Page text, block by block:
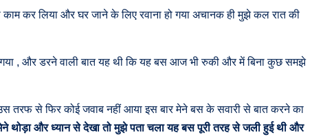
कर लिया और घर जाने के लिए रवाना हो गया अचानक ही मुझे कल रात की
, और डरने वाली बात यह थी कि यह बस आज भी रुकी और में बिना कुछ समझे
तरफ से फिर कोई जवाब नहीं आया इस बार मेने बस के सवारी से बात करने का
थोड़ा और ध्यान से देखा तो मुझे पता चला यह बस पूरी तरह से जली हुई थी और